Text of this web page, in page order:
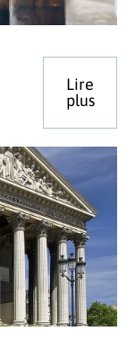
Lire
plus